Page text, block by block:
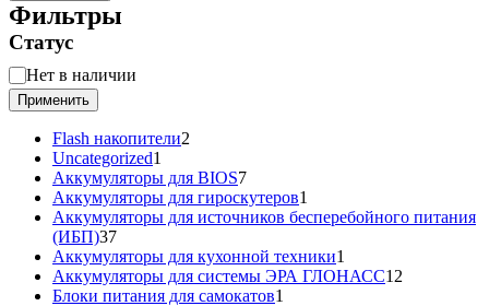
Фильтры
Статус
Статус
Нет в наличии
Применить
Flash накопители2
Uncategorized1
товар
Аккумуляторы для BIOS77
товаров
Аккумуляторы для гироскутеров1
товар
Аккумуляторы для источников бесперебойного питания
(ИБП)3737
товаров
Аккумуляторы для кухонной техники1
товар
Аккумуляторы для системы ЭРА ГЛОНАСС12
Блоки питания для самокатов1